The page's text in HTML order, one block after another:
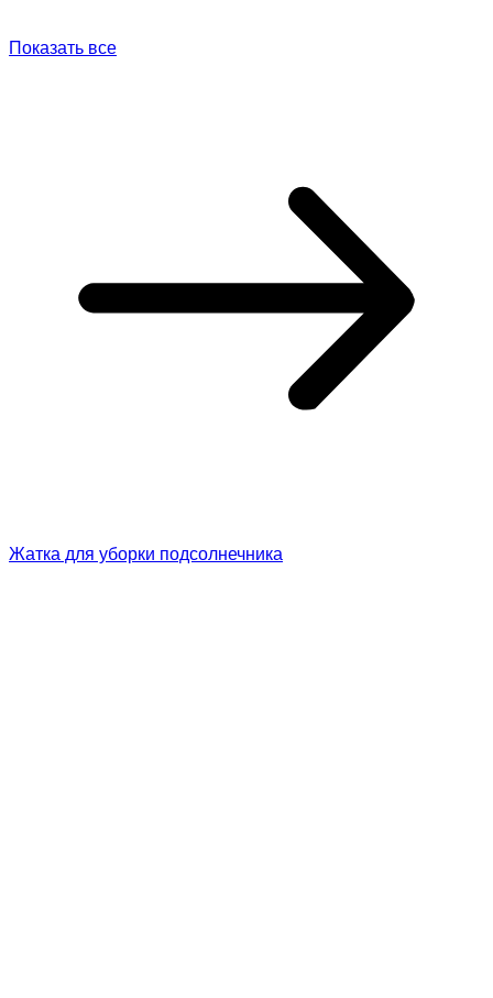
Показать все
Жатка для уборки подсолнечника